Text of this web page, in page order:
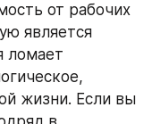
от рабочих
является
ломает
жизни. Если вы